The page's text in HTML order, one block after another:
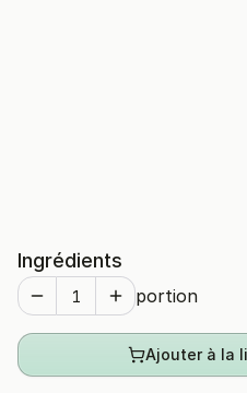
Ingrédients
portion
Ajouter à la